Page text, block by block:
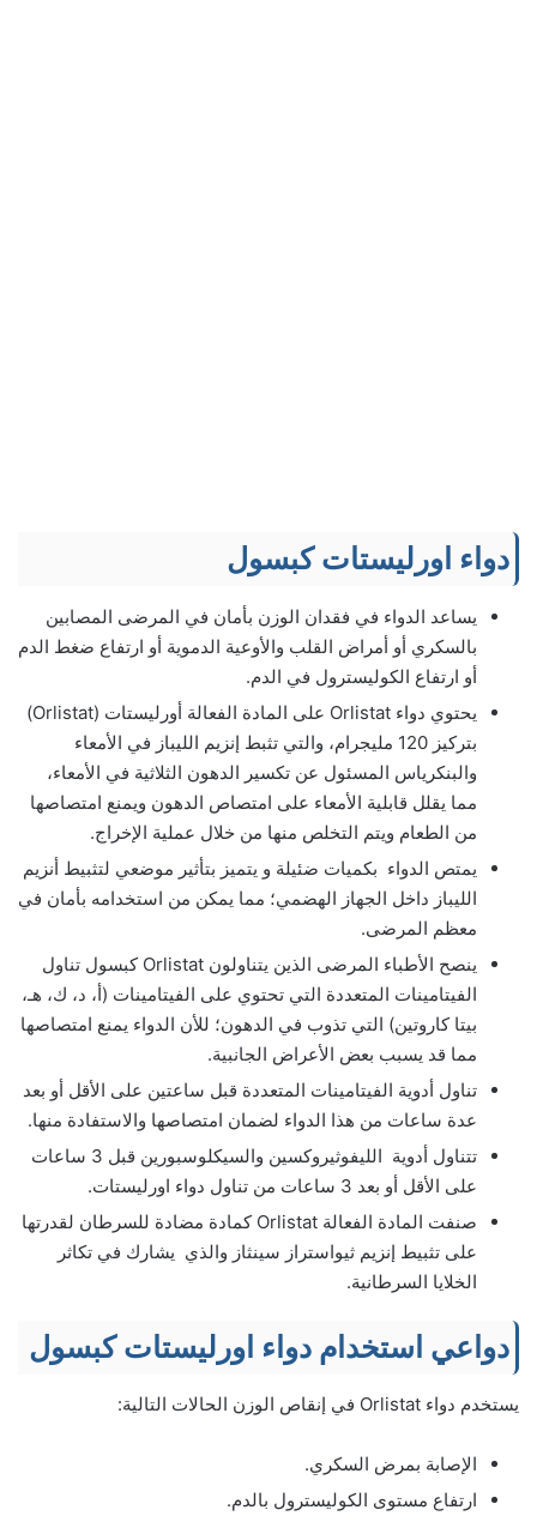
دواء اورليستات كبسول
يساعد الدواء في فقدان الوزن بأمان في المرضى المصابين
بالسكري أو أمراض القلب والأوعية الدموية أو ارتفاع ضغط الدم
أو ارتفاع الكوليسترول في الدم.
يحتوي دواء Orlistat على المادة الفعالة أورليستات (Orlistat)
بتركيز 120 مليجرام، والتي تثبط إنزيم الليباز في الأمعاء
والبنكرياس المسئول عن تكسير الدهون الثلاثية في الأمعاء،
مما يقلل قابلية الأمعاء على امتصاص الدهون ويمنع امتصاصها
من الطعام ويتم التخلص منها من خلال عملية الإخراج.
يمتص الدواء بكميات ضئيلة و يتميز بتأثير موضعي لتثبيط أنزيم
الليباز داخل الجهاز الهضمي؛ مما يمكن من استخدامه بأمان في
معظم المرضى.
ينصح الأطباء المرضى الذين يتناولون Orlistat كبسول تناول
الفيتامينات المتعددة التي تحتوي على الفيتامينات (أ، د، ك، هـ،
بيتا كاروتين) التي تذوب في الدهون؛ للأن الدواء يمنع امتصاصها
مما قد يسبب بعض الأعراض الجانبية.
تناول أدوية الفيتامينات المتعددة قبل ساعتين على الأقل أو بعد
عدة ساعات من هذا الدواء لضمان امتصاصها والاستفادة منها.
تتناول أدوية الليفوثيروكسين والسيكلوسبورين قبل 3 ساعات
على الأقل أو بعد 3 ساعات من تناول دواء اورليستات.
صنفت المادة الفعالة Orlistat كمادة مضادة للسرطان لقدرتها
على تثبيط إنزيم ثيواستراز سينثاز والذي يشارك في تكاثر
الخلايا السرطانية.
دواعي استخدام دواء اورليستات كبسول
يستخدم دواء Orlistat في إنقاص الوزن الحالات التالية:
الإصابة بمرض السكري.
ارتفاع مستوى الكوليسترول بالدم.